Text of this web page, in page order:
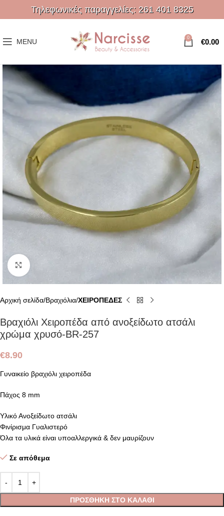
Τηλεφωνικές παραγγελίες: 261 401 8325
MENU 0 €0.00
Click to enlarge
Αρχική σελίδα Βραχιόλια ΧΕΙΡΟΠΕΔΕΣ
Βραχιόλι Χειροπέδα από ανοξείδωτο ατσάλι
χρώμα χρυσό-BR-257
€8.90
Γυναικείο βραχιόλι χειροπέδα
Πάχος 8 mm
Υλικό Ανοξείδωτο ατσάλι
Φινίρισμα Γυαλιστερό
Όλα τα υλικά είναι υποαλλεργικά & δεν μαυρίζουν
Σε απόθεμα
ΠΡΟΣΘΉΚΗ ΣΤΟ ΚΑΛΆΘΙ